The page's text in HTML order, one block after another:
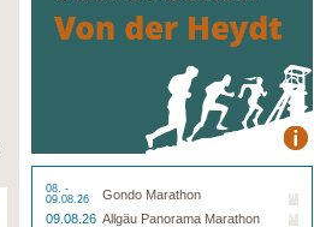
08. -
09.08.26
Gondo Marathon
09.08.26 Allgäu Panorama Marathon